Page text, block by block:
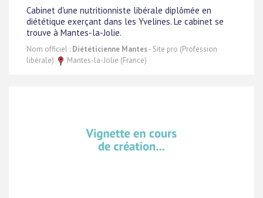
Cabinet d'une nutritionniste libérale diplômée en
diététique exerçant dans les Yvelines. Le cabinet se
trouve à Mantes-la-Jolie.
Nom officiel : Diététicienne Mantes- Site pro (Profession
libérale)
Mantes-la-Jolie (France)